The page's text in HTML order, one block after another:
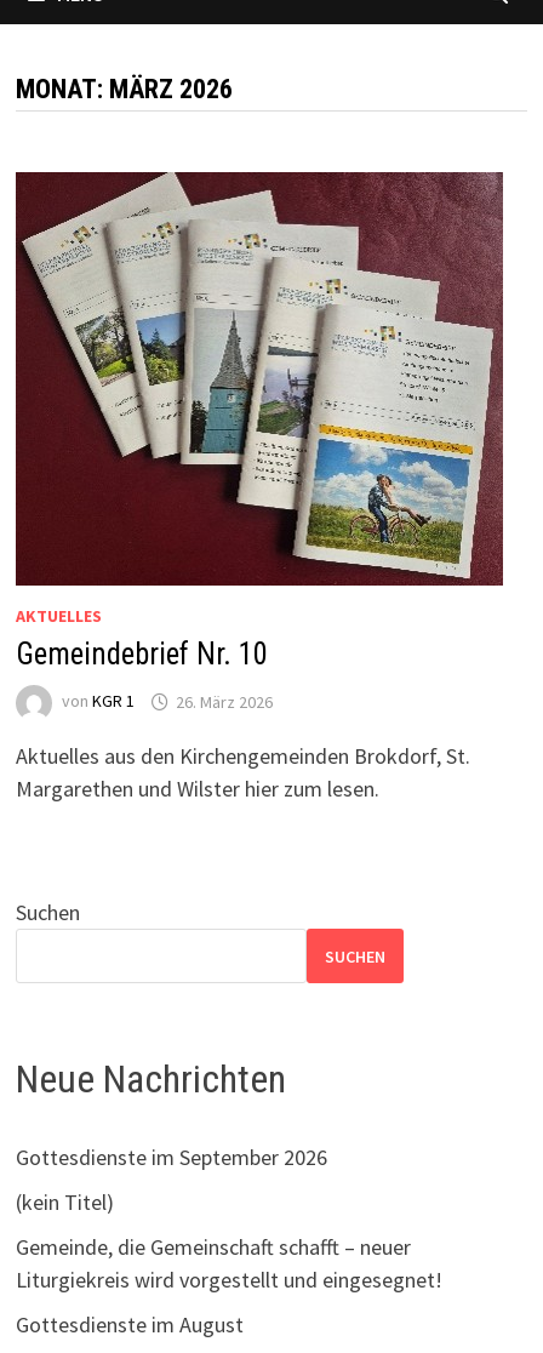
MONAT: MÄRZ 2026
AKTUELLES
Gemeindebrief Nr. 10
von KGR 1 26. März 2026
Aktuelles aus den Kirchengemeinden Brokdorf, St.
Margarethen und Wilster hier zum lesen.
Suchen
SUCHEN
Neue Nachrichten
Gottesdienste im September 2026
(kein Titel)
Gemeinde, die Gemeinschaft schafft – neuer
Liturgiekreis wird vorgestellt und eingesegnet!
Gottesdienste im August